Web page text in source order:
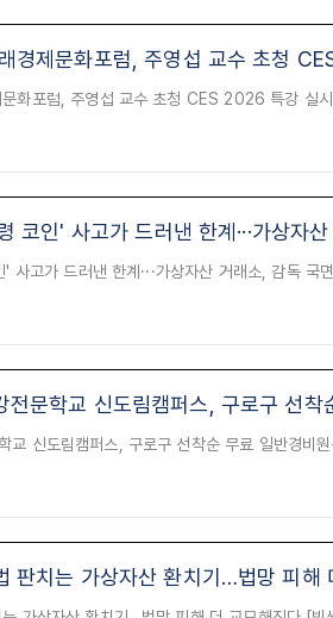
경제문화포럼, 주영섭 교수 초청
코인' 사고가 드러낸 한계···가상자
전문학교 신도림캠퍼스, 구로구 선
판치는 가상자산 환치기…법망 피